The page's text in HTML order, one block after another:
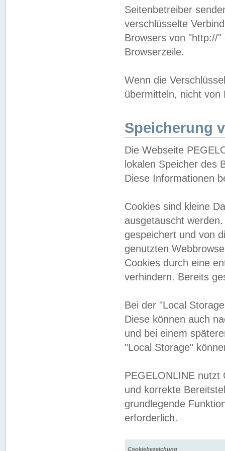
Seitenbetreiber
verschlüsselte
Browsers von "http://
Browserzeile.
Wenn die
übermitteln, nicht von
Speicherung
Die Webseite
lokalen Speicher des
Diese Informationen
Cookies sind kleine
ausgetauscht
gespeichert und von
genutzten
Cookies durch eine
verhindern. Bereits
Bei der "Local
Diese können auch
und bei einem
"Local Storage"
PEGELONLINE nutzt
und korrekte
grundlegende
erforderlich.
Cookiebezeichung